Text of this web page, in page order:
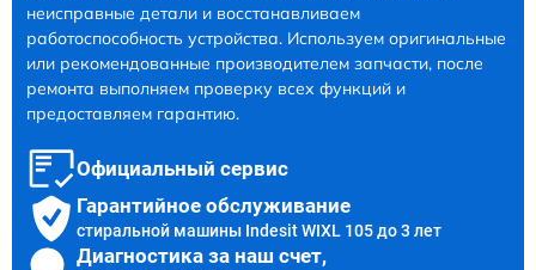
неисправные детали и восстанавливаем
работоспособность устройства. Используем оригинальные
или рекомендованные производителем запчасти, после
ремонта выполняем проверку всех функций и
предоставляем гарантию.
Официальный сервис
Гарантийное обслуживание
стиральной машины Indesit WIXL 105 до 3 лет
Диагностика за наш счет,